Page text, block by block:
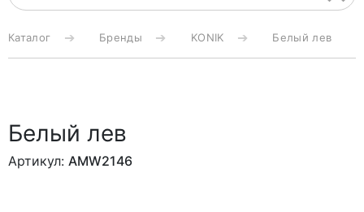
Каталог Бренды KONIK Белый лев
Белый лев
Артикул: AMW2146